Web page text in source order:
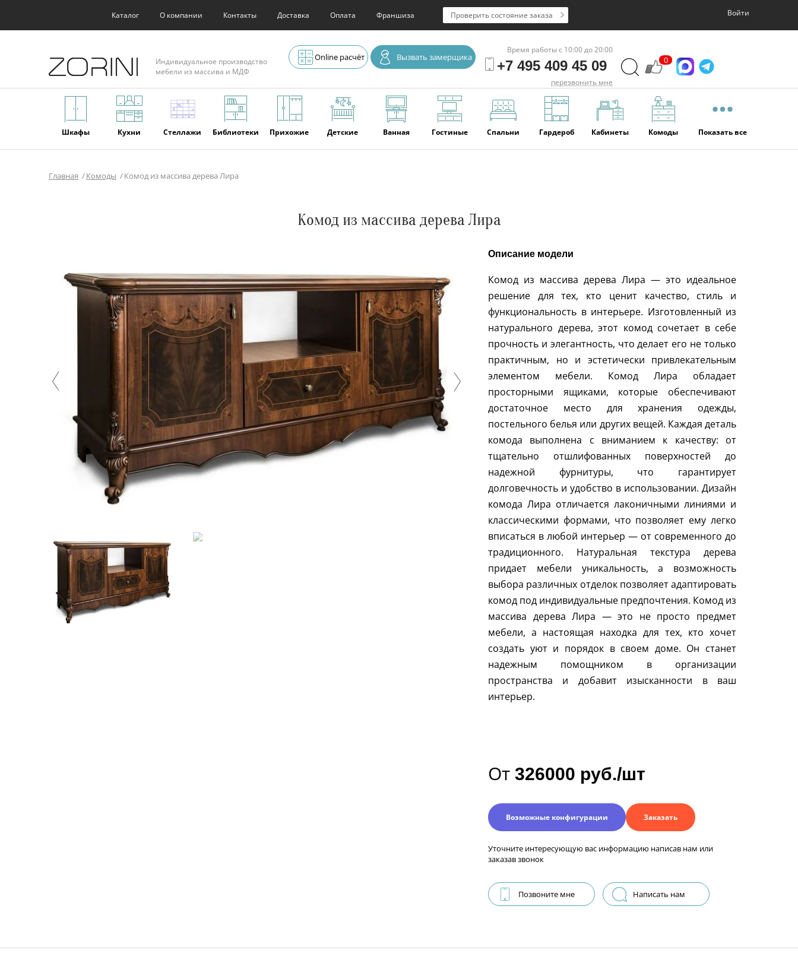
Каталог О компании Контакты Доставка Оплата Франшиза Войти
Проверить состояние заказа
Индивидуальное производство
мебели из массива и МДФ
Online расчёт Вызвать замерщика
Время работы с 10:00 до 20:00
+7 495 409 45 09
перезвонить мне
0
Шкафы Кухни Стеллажи Библиотеки Прихожие Детские Ванная Гостиные Спальни Гардероб Кабинеты Комоды Показать все
Главная Комоды Комод из массива дерева Лира
Комод из массива дерева Лира
Описание модели
Комод из массива дерева Лира — это идеальное
решение для тех, кто ценит качество, стиль и
функциональность в интерьере. Изготовленный из
натурального дерева, этот комод сочетает в себе
прочность и элегантность, что делает его не только
практичным, но и эстетически привлекательным
элементом мебели. Комод Лира обладает
просторными ящиками, которые обеспечивают
достаточное место для хранения одежды,
постельного белья или других вещей. Каждая деталь
комода выполнена с вниманием к качеству: от
тщательно отшлифованных поверхностей до
надежной фурнитуры, что гарантирует
долговечность и удобство в использовании. Дизайн
комода Лира отличается лаконичными линиями и
классическими формами, что позволяет ему легко
вписаться в любой интерьер — от современного до
традиционного. Натуральная текстура дерева
придает мебели уникальность, а возможность
выбора различных отделок позволяет адаптировать
комод под индивидуальные предпочтения. Комод из
массива дерева Лира — это не просто предмет
мебели, а настоящая находка для тех, кто хочет
создать уют и порядок в своем доме. Он станет
надежным помощником в организации
пространства и добавит изысканности в ваш
интерьер.
От 326000 руб./шт
Возможные конфигурации Заказать
Уточните интересующую вас информацию написав нам или
заказав звонок
Позвоните мне Написать нам